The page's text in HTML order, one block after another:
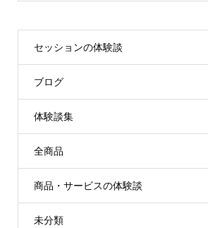
セッションの体験談
ブログ
体験談集
全商品
商品・サービスの体験談
未分類